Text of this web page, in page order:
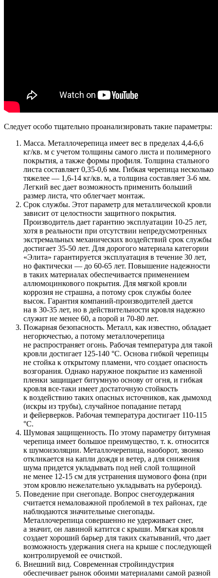
Следует особо тщательно проанализировать такие параметры:
Масса. Металлочерепица имеет вес в пределах 4,4-6,6
кг/кв. м с учетом толщины самого листа и полимерного
покрытия, а также формы профиля. Толщина стального
листа составляет 0,35-0,6 мм. Гибкая черепица несколько
тяжелее — 1,6-14 кг/кв. м, а толщина составляет 3-6 мм.
Легкий вес дает возможность применить больший
размер листа, что облегчает монтаж.
Срок службы. Этот параметр для металлической кровли
зависит от целостности защитного покрытия.
Производитель дает гарантию эксплуатации 10-25 лет,
хотя в реальности при отсутствии непредусмотренных
экстремальных механических воздействий срок службы
достигает 35-50 лет. Для дорогого материала категории
«Элита» гарантируется эксплуатация в течение 30 лет,
но фактически — до 60-65 лет. Повышение надежности
в таких материалах обеспечивается применением
аллюмоцинкового покрытия. Для мягкой кровли
коррозия не страшна, а потому срок службы более
высок. Гарантия компаний-производителей дается
на в 30-35 лет, но в действительности кровля надежно
служит не менее 60, а порой и 70-80 лет.
Пожарная безопасность. Металл, как известно, обладает
негорючестью, а потому металлочерепица
не распространяет огонь. Рабочая температура для такой
кровли достигает 125-140 °С. Основа гибкой черепицы
не стойка к открытому пламени, что создает опасность
возгорания. Однако наружное покрытие из каменной
пленки защищает битумную основу от огня, и гибкая
кровля все-таки имеет достаточную стойкость
к воздействию таких опасных источников, как дымоход
(искры из трубы), случайное попадание петард
и фейерверков. Рабочая температура достигает 110-115
°С.
Шумовая защищенность. По этому параметру битумная
черепица имеет большое преимущество, т. к. относится
к шумоизоляции. Металлочерепица, наоборот, звонко
откликается на капли дождя и ветер, а для снижения
шума придется укладывать под ней слой толщиной
не менее 12-15 см для устранения шумового фона (при
этом кровлю нежелательно укладывать на рубероид).
Поведение при снегопаде. Вопрос снегоудержания
считается немаловажной проблемой в тех районах, где
наблюдаются значительные снегопады.
Металлочерепица совершенно не удерживает снег,
а значит, он лавиной катится с крыши. Мягкая кровля
создает хороший барьер для таких скатываний, что дает
возможность удержания снега на крыше с последующей
контролируемой ее очисткой.
Внешний вид. Современная стройиндустрия
обеспечивает рынок обоими материалами самой разной